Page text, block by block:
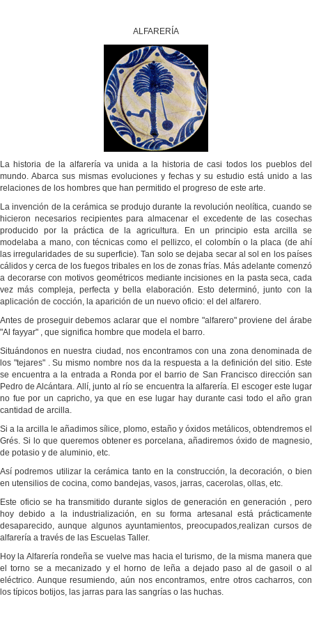
ALFARERÍA
La historia de la alfarería va unida a la historia de casi todos los pueblos del
mundo. Abarca sus mismas evoluciones y fechas y su estudio está unido a las
relaciones de los hombres que han permitido el progreso de este arte.
La invención de la cerámica se produjo durante la revolución neolítica, cuando se
hicieron necesarios recipientes para almacenar el excedente de las cosechas
producido por la práctica de la agricultura. En un principio esta arcilla se
modelaba a mano, con técnicas como el pellizco, el colombín o la placa (de ahí
las irregularidades de su superficie). Tan solo se dejaba secar al sol en los países
cálidos y cerca de los fuegos tribales en los de zonas frías. Más adelante comenzó
a decorarse con motivos geométricos mediante incisiones en la pasta seca, cada
vez más compleja, perfecta y bella elaboración. Esto determinó, junto con la
aplicación de cocción, la aparición de un nuevo oficio: el del alfarero.
Antes de proseguir debemos aclarar que el nombre "alfarero" proviene del árabe
"Al fayyar" , que significa hombre que modela el barro.
Situándonos en nuestra ciudad, nos encontramos con una zona denominada de
los "tejares" . Su mismo nombre nos da la respuesta a la definición del sitio. Este
se encuentra a la entrada a Ronda por el barrio de San Francisco dirección san
Pedro de Alcántara. Allí, junto al río se encuentra la alfarería. El escoger este lugar
no fue por un capricho, ya que en ese lugar hay durante casi todo el año gran
cantidad de arcilla.
Si a la arcilla le añadimos sílice, plomo, estaño y óxidos metálicos, obtendremos el
Grés. Si lo que queremos obtener es porcelana, añadiremos óxido de magnesio,
de potasio y de aluminio, etc.
Así podremos utilizar la cerámica tanto en la construcción, la decoración, o bien
en utensilios de cocina, como bandejas, vasos, jarras, cacerolas, ollas, etc.
Este oficio se ha transmitido durante siglos de generación en generación , pero
hoy debido a la industrialización, en su forma artesanal está prácticamente
desaparecido, aunque algunos ayuntamientos, preocupados,realizan cursos de
alfarería a través de las Escuelas Taller.
Hoy la Alfarería rondeña se vuelve mas hacia el turismo, de la misma manera que
el torno se a mecanizado y el horno de leña a dejado paso al de gasoil o al
eléctrico. Aunque resumiendo, aún nos encontramos, entre otros cacharros, con
los típicos botijos, las jarras para las sangrías o las huchas.